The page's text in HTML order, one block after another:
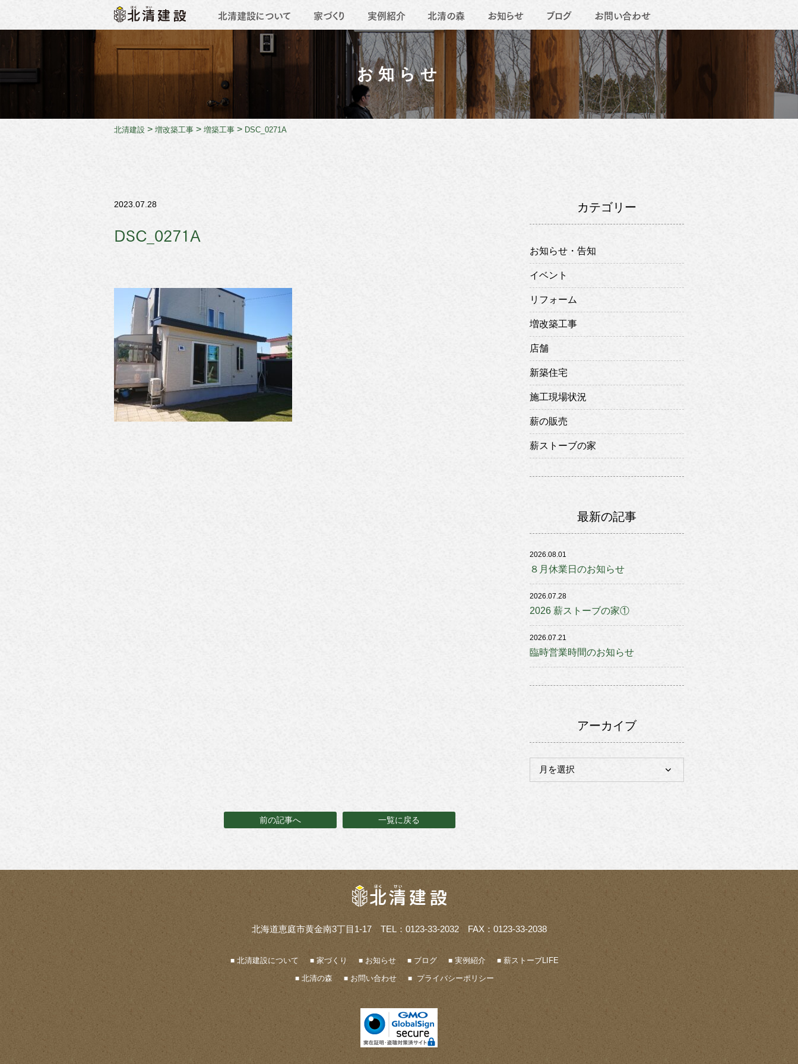
北清建設について
会社概要 職人たち
家づくり 実例紹介
薪ストーブ 移住 リフォーム
北清の森 お知らせ ブログ お問い合わせ
お知らせ
北清建設 > 増改築工事 > 増築工事 > DSC_0271A
2023.07.28
DSC_0271A
カテゴリー
お知らせ・告知
イベント
リフォーム
増改築工事
店舗
新築住宅
施工現場状況
薪の販売
薪ストーブの家
最新の記事
2026.08.01
８月休業日のお知らせ
2026.07.28
2026 薪ストーブの家①
2026.07.21
臨時営業時間のお知らせ
アーカイブ
前の記事へ 一覧に戻る
北海道恵庭市黄金南3丁目1-17 TEL：0123-33-2032 FAX：0123-33-2038
北清建設について 家づくり お知らせ ブログ 実例紹介
薪ストーブLIFE
北清の森
お問い合わせ プライバシーポリシー